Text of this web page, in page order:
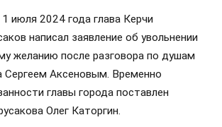
июля 2024 года глава Керчи
написал заявление об увольнении
желанию после разговора по душам
Сергеем Аксеновым. Временно
главы города поставлен
Олег Каторгин.